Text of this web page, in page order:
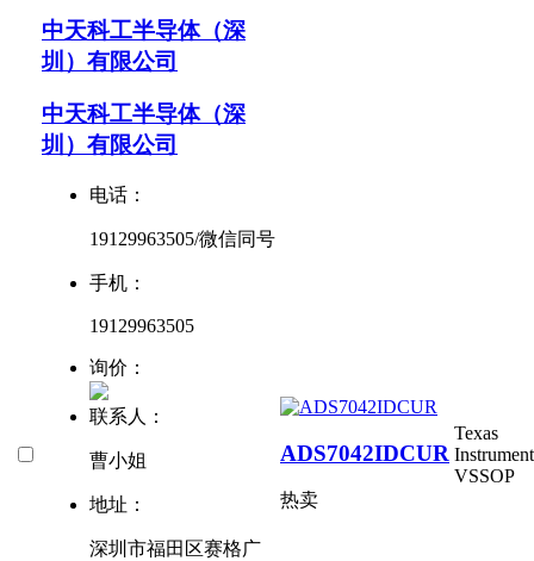
中天科工半导体（深
圳）有限公司
中天科工半导体（深
圳）有限公司
电话：
19129963505/微信同号
手机：
19129963505
询价：
联系人：
曹小姐
地址：
深圳市福田区赛格广
ADS7042IDCUR
热卖
Texas
VSSOP